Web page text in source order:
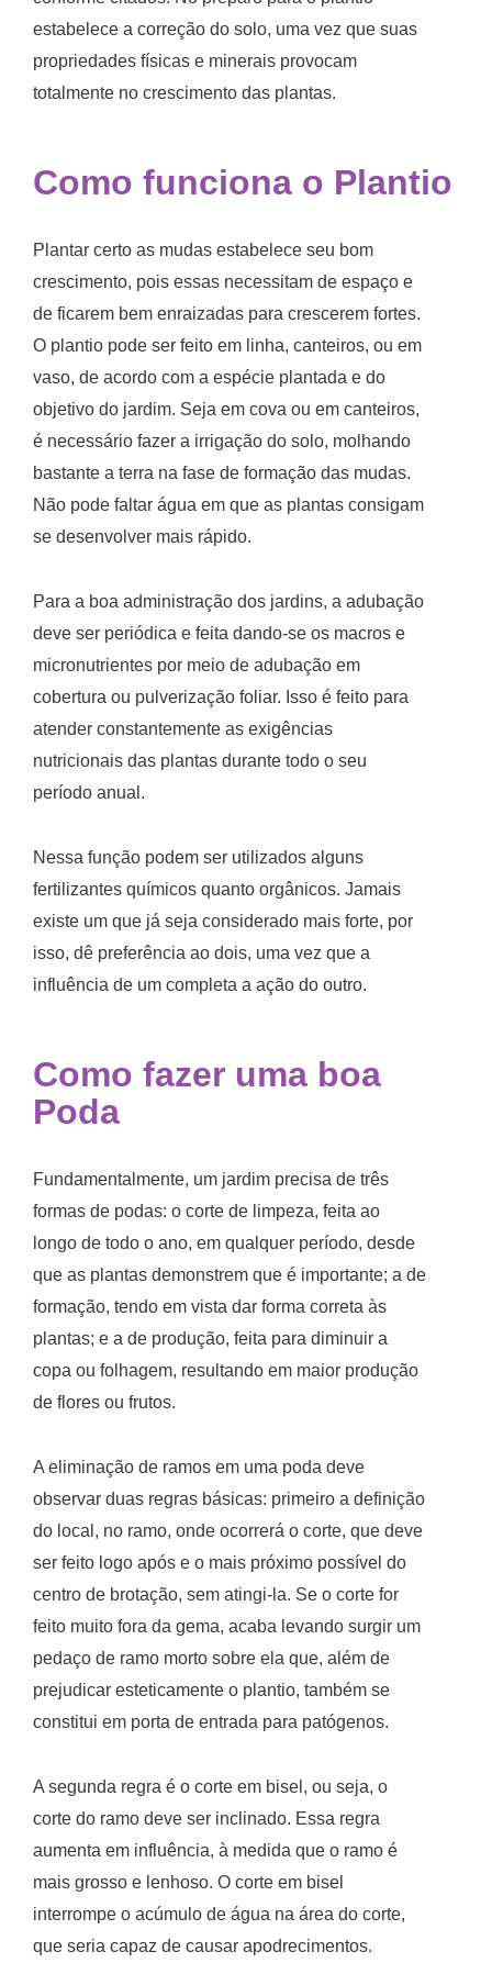
estabelece a correção do solo, uma vez que suas
propriedades físicas e minerais provocam
totalmente no crescimento das plantas.
Como funciona o Plantio
Plantar certo as mudas estabelece seu bom
crescimento, pois essas necessitam de espaço e
de ficarem bem enraizadas para crescerem fortes.
O plantio pode ser feito em linha, canteiros, ou em
vaso, de acordo com a espécie plantada e do
objetivo do jardim. Seja em cova ou em canteiros,
é necessário fazer a irrigação do solo, molhando
bastante a terra na fase de formação das mudas.
Não pode faltar água em que as plantas consigam
se desenvolver mais rápido.
Para a boa administração dos jardins, a adubação
deve ser periódica e feita dando-se os macros e
micronutrientes por meio de adubação em
cobertura ou pulverização foliar. Isso é feito para
atender constantemente as exigências
nutricionais das plantas durante todo o seu
período anual.
Nessa função podem ser utilizados alguns
fertilizantes químicos quanto orgânicos. Jamais
existe um que já seja considerado mais forte, por
isso, dê preferência ao dois, uma vez que a
influência de um completa a ação do outro.
Como fazer uma boa
Poda
Fundamentalmente, um jardim precisa de três
formas de podas: o corte de limpeza, feita ao
longo de todo o ano, em qualquer período, desde
que as plantas demonstrem que é importante; a de
formação, tendo em vista dar forma correta às
plantas; e a de produção, feita para diminuir a
copa ou folhagem, resultando em maior produção
de flores ou frutos.
A eliminação de ramos em uma poda deve
observar duas regras básicas: primeiro a definição
do local, no ramo, onde ocorrerá o corte, que deve
ser feito logo após e o mais próximo possível do
centro de brotação, sem atingi-la. Se o corte for
feito muito fora da gema, acaba levando surgir um
pedaço de ramo morto sobre ela que, além de
prejudicar esteticamente o plantio, também se
constitui em porta de entrada para patógenos.
A segunda regra é o corte em bisel, ou seja, o
corte do ramo deve ser inclinado. Essa regra
aumenta em influência, à medida que o ramo é
mais grosso e lenhoso. O corte em bisel
interrompe o acúmulo de água na área do corte,
que seria capaz de causar apodrecimentos.